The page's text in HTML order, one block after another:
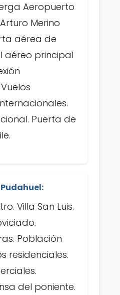
Aeropuerto
Merino
aérea de
aéreo principal
Puerta de
Villa San Luis.
Población
residenciales.
del poniente.